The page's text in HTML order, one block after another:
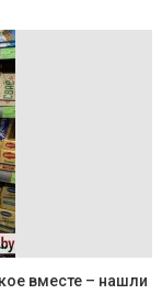
вместе – нашли